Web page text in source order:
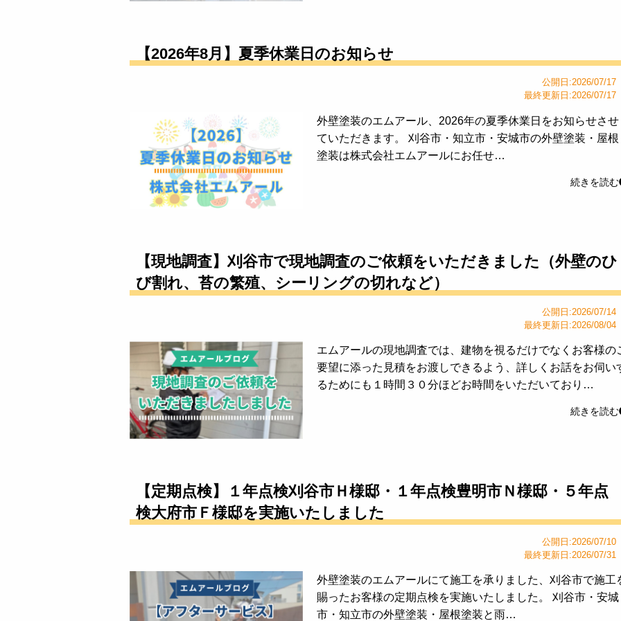
【2026年8月】夏季休業日のお知らせ
公開日:2026/07/17
最終更新日:2026/07/17
外壁塗装のエムアール、2026年の夏季休業日をお知らせさせ
ていただきます。 刈谷市・知立市・安城市の外壁塗装・屋根
塗装は株式会社エムアールにお任せ…
続きを読む
【現地調査】刈谷市で現地調査のご依頼をいただきました（外壁のひ
び割れ、苔の繁殖、シーリングの切れなど）
公開日:2026/07/14
最終更新日:2026/08/04
エムアールの現地調査では、建物を視るだけでなくお客様の
要望に添った見積をお渡しできるよう、詳しくお話をお伺い
るためにも１時間３０分ほどお時間をいただいており…
続きを読む
【定期点検】１年点検刈谷市Ｈ様邸・１年点検豊明市Ｎ様邸・５年点
検大府市Ｆ様邸を実施いたしました
公開日:2026/07/10
最終更新日:2026/07/31
外壁塗装のエムアールにて施工を承りました、刈谷市で施工
賜ったお客様の定期点検を実施いたしました。 刈谷市・安城
市・知立市の外壁塗装・屋根塗装と雨…